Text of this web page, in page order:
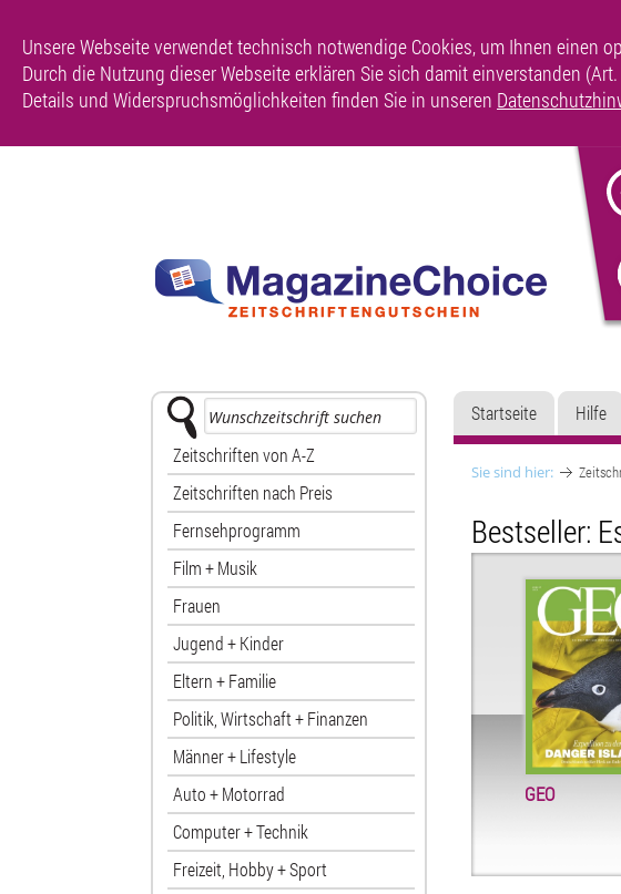
Unsere Webseite verwendet technisch notwendige Cookies, um Ihnen einen
Durch die Nutzung dieser Webseite erklären Sie sich damit einverstanden (Art.
Details und Widerspruchsmöglichkeiten finden Sie in unseren
Zeitschriften von A-Z
Zeitschriften nach Preis
Fernsehprogramm
Film + Musik
Frauen
Jugend + Kinder
Eltern + Familie
Politik, Wirtschaft + Finanzen
Männer + Lifestyle
Auto + Motorrad
Computer + Technik
Freizeit, Hobby + Sport
Startseite Hilfe
Sie sind hier:
Bestseller:
GEO